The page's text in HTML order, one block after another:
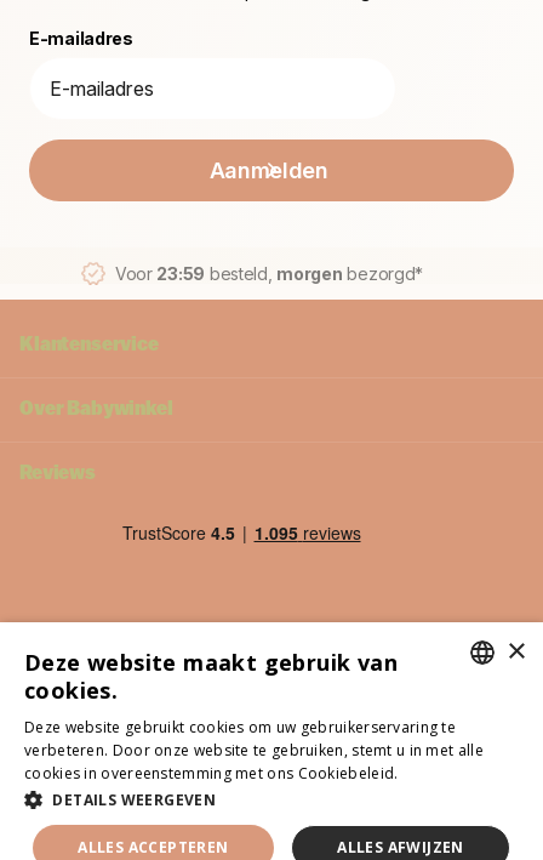
E-mailadres
Aanmelden
Voor 23:59 besteld, morgen bezorgd*
Klantenservice
Over Babywinkel
Reviews
©2026Babywinkel - Alle genoemde prijzen zijn inclusief btw
NL (EUR €)
Menu
ITALIAN
GERMAN
×
Deze website maakt gebruik van
cookies.
Deze website gebruikt cookies om uw gebruikerservaring te
verbeteren. Door onze website te gebruiken, stemt u in met alle
cookies in overeenstemming met ons Cookiebeleid.
DETAILS WEERGEVEN
ALLES ACCEPTEREN ALLES AFWIJZEN